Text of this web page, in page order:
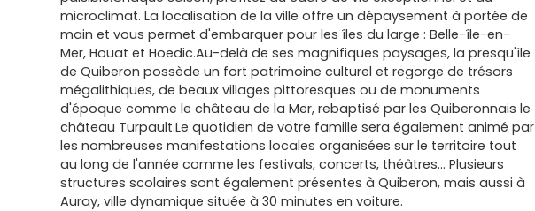
microclimat. La localisation de la ville offre un dépaysement à portée de
main et vous permet d'embarquer pour les îles du large : Belle-île-en-
Mer, Houat et Hoedic.Au-delà de ses magnifiques paysages, la presqu'île
de Quiberon possède un fort patrimoine culturel et regorge de trésors
mégalithiques, de beaux villages pittoresques ou de monuments
d'époque comme le château de la Mer, rebaptisé par les Quiberonnais le
château Turpault.Le quotidien de votre famille sera également animé par
les nombreuses manifestations locales organisées sur le territoire tout
au long de l'année comme les festivals, concerts, théâtres… Plusieurs
structures scolaires sont également présentes à Quiberon, mais aussi à
Auray, ville dynamique située à 30 minutes en voiture.